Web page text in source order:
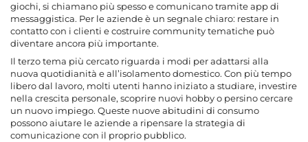
giochi, si chiamano più spesso e comunicano tramite app di
messaggistica. Per le aziende è un segnale chiaro: restare in
contatto con i clienti e costruire community tematiche può
diventare ancora più importante.
Il terzo tema più cercato riguarda i modi per adattarsi alla
nuova quotidianità e all’isolamento domestico. Con più tempo
libero dal lavoro, molti utenti hanno iniziato a studiare, investire
nella crescita personale, scoprire nuovi hobby o persino cercare
un nuovo impiego. Queste nuove abitudini di consumo
possono aiutare le aziende a ripensare la strategia di
comunicazione con il proprio pubblico.